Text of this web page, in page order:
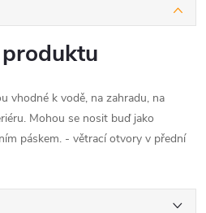
vhodné k vodě, na zahradu, na
Mohou se nosit buď jako
páskem. - větrací otvory v přední